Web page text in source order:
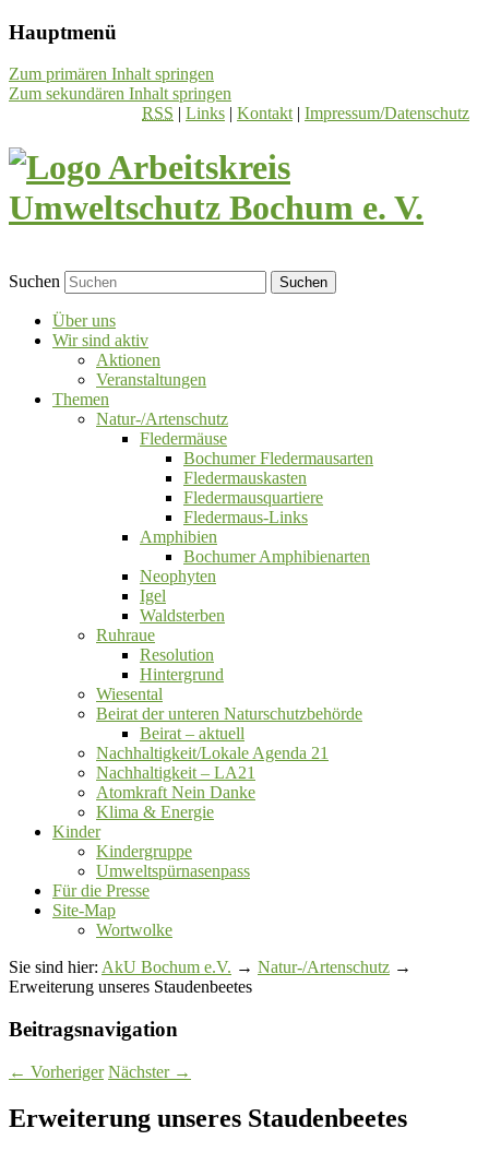
Hauptmenü
Zum primären Inhalt springen
Zum sekundären Inhalt springen
RSS | Links | Kontakt| Impressum/Datenschutz
Suchen
Über uns
Wir sind aktiv
Aktionen
Veranstaltungen
Themen
Natur-/Artenschutz
Fledermäuse
Bochumer Fledermausarten
Fledermauskasten
Fledermausquartiere
Fledermaus-Links
Amphibien
Bochumer Amphibienarten
Neophyten
Igel
Waldsterben
Ruhraue
Resolution
Hintergrund
Wiesental
Beirat der unteren Naturschutzbehörde
Beirat ‒ aktuell
Nachhaltigkeit/Lokale Agenda 21
Nachhaltigkeit – LA21
Atomkraft Nein Danke
Klima & Energie
Kinder
Kindergruppe
Umweltspürnasenpass
Für die Presse
Site-Map
Wortwolke
Sie sind hier: AkU Bochum e.V. → Natur-/Artenschutz →
Erweiterung unseres Staudenbeetes
Beitragsnavigation
← Vorheriger Nächster →
Erweiterung unseres Staudenbeetes